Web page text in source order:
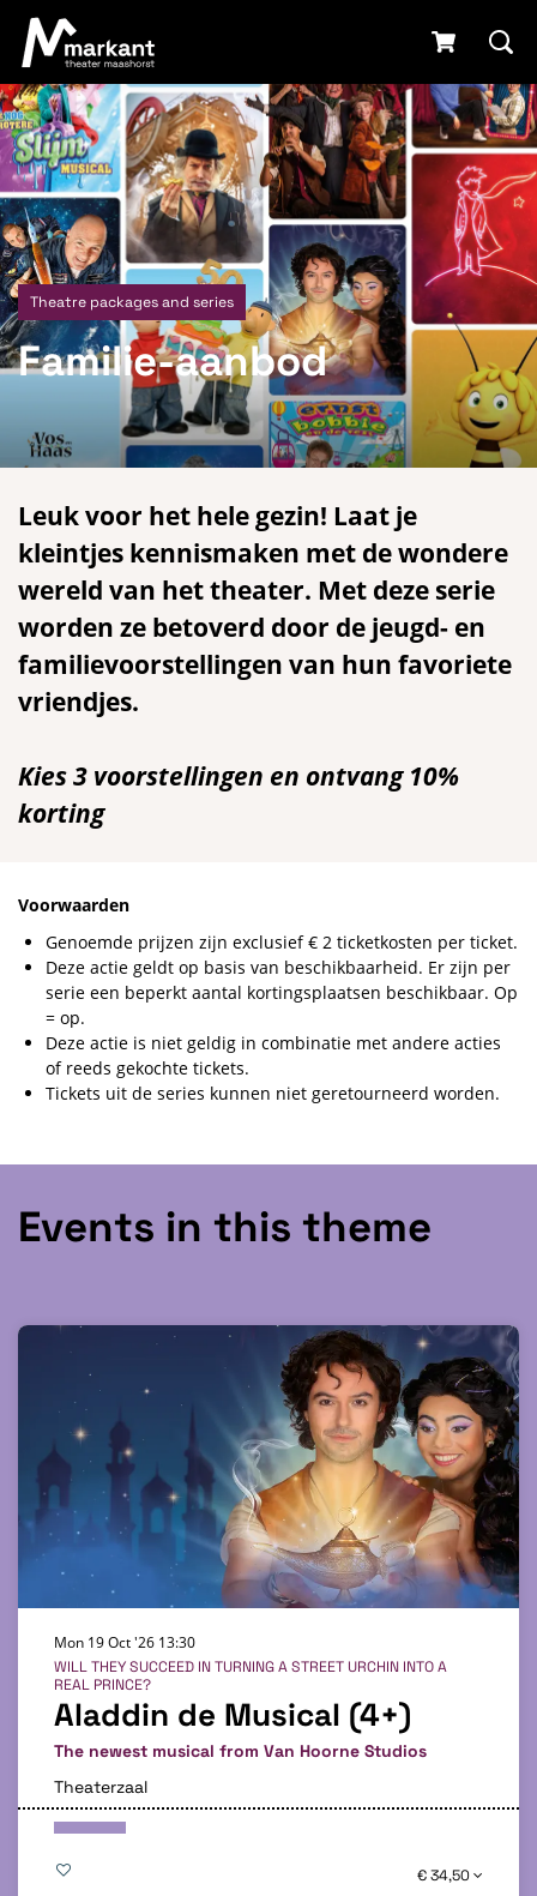
Theatre packages and series
Familie-aanbod
Leuk voor het hele gezin! Laat je
kleintjes kennismaken met de wondere
wereld van het theater. Met deze serie
worden ze betoverd door de jeugd- en
familievoorstellingen van hun favoriete
vriendjes.
Kies 3 voorstellingen en ontvang 10%
korting
Voorwaarden
Genoemde prijzen zijn exclusief € 2 ticketkosten per ticket.
Deze actie geldt op basis van beschikbaarheid. Er zijn per
serie een beperkt aantal kortingsplaatsen beschikbaar. Op
= op.
Deze actie is niet geldig in combinatie met andere acties
of reeds gekochte tickets.
Tickets uit de series kunnen niet geretourneerd worden.
Events in this theme
Aladdin de Musical (4+)
The newest musical from Van Hoorne Studios
WILL THEY SUCCEED IN TURNING A STREET URCHIN INTO A
REAL PRINCE?
Mon 19 Oct '26 13:30
Theaterzaal
€ 34,50